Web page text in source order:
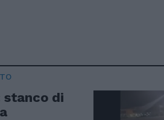
stanco di